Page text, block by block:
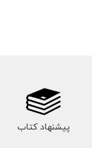
پیشنهاد کتاب